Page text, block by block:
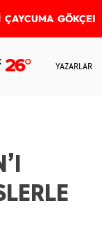
ÇAYCUMA
26° YAZARLAR